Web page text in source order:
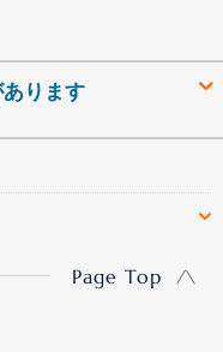
ります
Page Top